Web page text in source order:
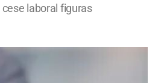
laboral figuras